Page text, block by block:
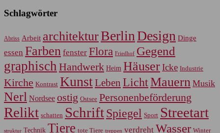
Schlagwörter
Abriss Arbeit architekturBerlin Design Dinge
essen Farben fenster Flora Friedhof Gegend
graphisch Handwerk Heim HäuserIcke Industrie
Kirche Kontrast KunstLeben LichtMauern Musik
Nerl Nordsee ostig Ostsee Personenbeförderung
Relikt schatten SchriftSpiegel Sport Streetart
struktur Technik Tiere tote Tiere treppen verdreht Wasser Winter